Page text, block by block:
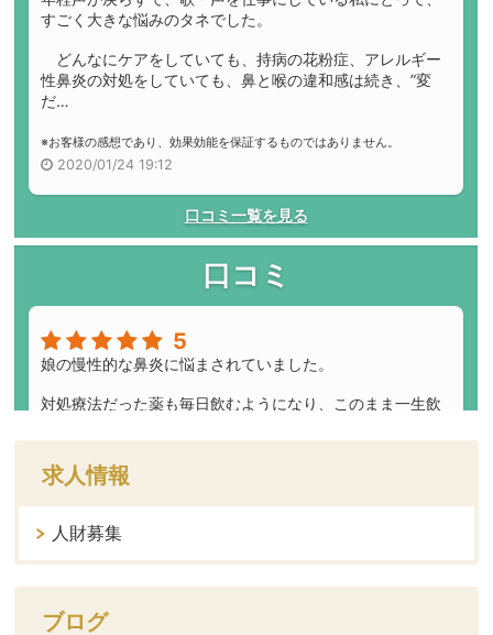
求人情報
人財募集
ブログ